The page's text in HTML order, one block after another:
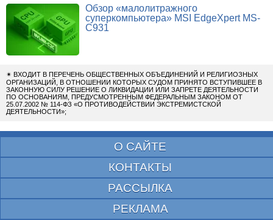
Обзор «малолитражного
суперкомпьютера» MSI EdgeXpert MS-
C931
✴ ВХОДИТ В ПЕРЕЧЕНЬ ОБЩЕСТВЕННЫХ ОБЪЕДИНЕНИЙ И РЕЛИГИОЗНЫХ
ОРГАНИЗАЦИЙ, В ОТНОШЕНИИ КОТОРЫХ СУДОМ ПРИНЯТО ВСТУПИВШЕЕ В
ЗАКОННУЮ СИЛУ РЕШЕНИЕ О ЛИКВИДАЦИИ ИЛИ ЗАПРЕТЕ ДЕЯТЕЛЬНОСТИ
ПО ОСНОВАНИЯМ, ПРЕДУСМОТРЕННЫМ ФЕДЕРАЛЬНЫМ ЗАКОНОМ ОТ
25.07.2002 № 114-ФЗ «О ПРОТИВОДЕЙСТВИИ ЭКСТРЕМИСТСКОЙ
ДЕЯТЕЛЬНОСТИ»;
О САЙТЕ
КОНТАКТЫ
РАССЫЛКА
РЕКЛАМА